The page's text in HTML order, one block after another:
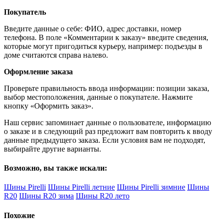
Покупатель
Введите данные о себе: ФИО, адрес доставки, номер
телефона. В поле «Комментарии к заказу» введите сведения,
которые могут пригодиться курьеру, например: подъезды в
доме считаются справа налево.
Оформление заказа
Проверьте правильность ввода информации: позиции заказа,
выбор местоположения, данные о покупателе. Нажмите
кнопку «Оформить заказ».
Наш сервис запоминает данные о пользователе, информацию
о заказе и в следующий раз предложит вам повторить к вводу
данные предыдущего заказа. Если условия вам не подходят,
выбирайте другие варианты.
Возможно, вы также искали:
Шины Pirelli Шины Pirelli летние Шины Pirelli зимние Шины
R20 Шины R20 зима Шины R20 лето
Похожие